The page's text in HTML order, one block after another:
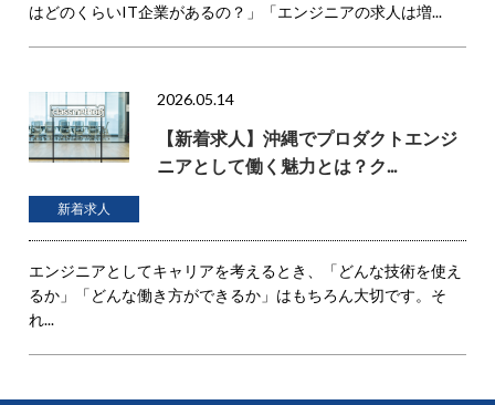
はどのくらいIT企業があるの？」「エンジニアの求人は増...
2026.05.14
【新着求人】沖縄でプロダクトエンジ
ニアとして働く魅力とは？ク...
新着求人
エンジニアとしてキャリアを考えるとき、「どんな技術を使え
るか」「どんな働き方ができるか」はもちろん大切です。そ
れ...